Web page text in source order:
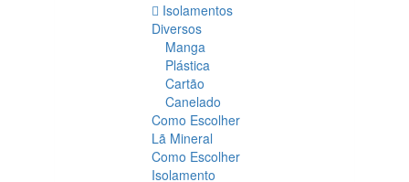
Isolamentos
Diversos
Manga
Plástica
Cartão
Canelado
Como Escolher
Lã Mineral
Como Escolher
Isolamento